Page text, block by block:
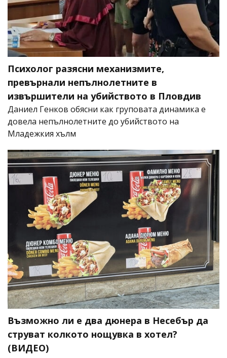
Психолог разясни механизмите,
превърнали непълнолетните в
извършители на убийството в Пловдив
Даниел Генков обясни как груповата динамика е
довела непълнолетните до убийството на
Младежкия хълм
Възможно ли е два дюнера в Несебър да
струват колкото нощувка в хотел?
(ВИДЕО)